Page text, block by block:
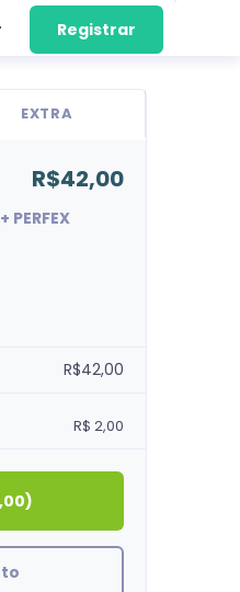
Registrar
EXTRA
R$42,00
R$42,00
R$ 2,00
)